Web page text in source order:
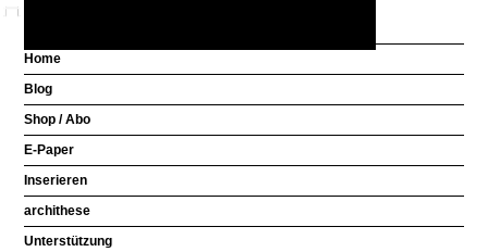
Aus welchem Land
kommen Sie?
Home
Blog
Shop / Abo
E-Paper
Inserieren
archithese
Unterstützung
Klicken, um die Galerie im Grossformat zu blättern.